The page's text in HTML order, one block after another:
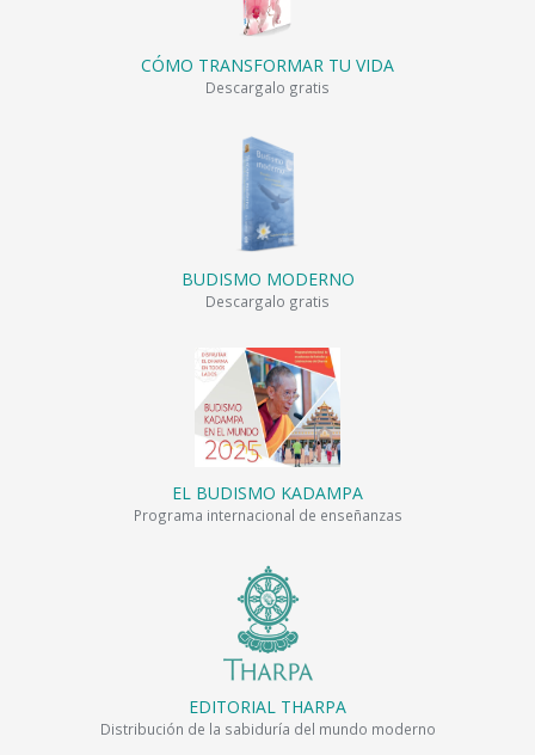
CÓMO TRANSFORMAR TU VIDA
Descargalo gratis
BUDISMO MODERNO
Descargalo gratis
EL BUDISMO KADAMPA
Programa internacional de enseñanzas
EDITORIAL THARPA
Distribución de la sabiduría del mundo moderno